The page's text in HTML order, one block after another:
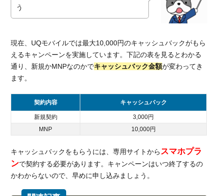
う
現在、UQモバイルでは最大10,000円のキャッシュバックがもら
えるキャンペーンを実施しています。下記の表を見るとわかる
通り、新規かMNPなのかでキャッシュバック金額が変わってき
ます。
契約内容 キャッシュバック
新規契約
3,000円
MNP
10,000円
キャッシュバックをもらうには、専用サイトからスマホプラ
ンで契約する必要があります。キャンペーンはいつ終了するの
かわからないので、早めに申し込みましょう。